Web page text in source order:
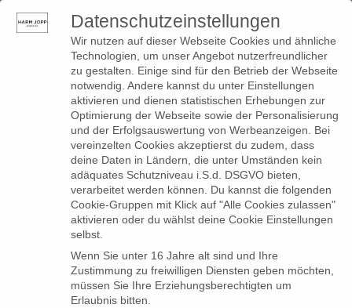
Toggle
Produkte
verschlagwortet mit
„lässiges top“
Es wurden keine Produkte gefunden, die deiner
Auswahl entsprechen.
Datenschutzeinstellungen
Wir nutzen auf dieser Webseite Cookies und ähnliche
Technologien, um unser Angebot nutzerfreundlicher
zu gestalten. Einige sind für den Betrieb der Webseite
notwendig. Andere kannst du unter Einstellungen
aktivieren und dienen statistischen Erhebungen zur
Optimierung der Webseite sowie der Personalisierung
und der Erfolgsauswertung von Werbeanzeigen. Bei
vereinzelten Cookies akzeptierst du zudem, dass
deine Daten in Ländern, die unter Umständen kein
adäquates Schutzniveau i.S.d. DSGVO bieten,
verarbeitet werden können. Du kannst die folgenden
Cookie-Gruppen mit Klick auf "Alle Cookies zulassen"
aktivieren oder du wählst deine Cookie Einstellungen
selbst.
Wenn Sie unter 16 Jahre alt sind und Ihre
Zustimmung zu freiwilligen Diensten geben möchten,
müssen Sie Ihre Erziehungsberechtigten um
Erlaubnis bitten.